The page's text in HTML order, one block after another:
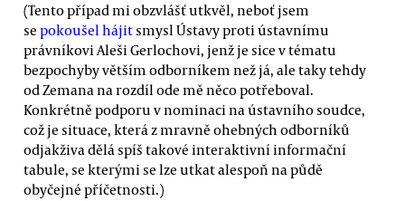
(Tento případ mi obzvlášť utkvěl, neboť jsem
se pokoušel hájitsmysl Ústavy proti ústavnímu
právníkovi Aleši Gerlochovi, jenž je sice v tématu
bezpochyby větším odborníkem než já, ale taky tehdy
od Zemana na rozdíl ode mě něco potřeboval.
Konkrétně podporu v nominaci na ústavního soudce,
což je situace, která z mravně ohebných odborníků
odjakživa dělá spíš takové interaktivní informační
tabule, se kterými se lze utkat alespoň na půdě
obyčejné příčetnosti.)